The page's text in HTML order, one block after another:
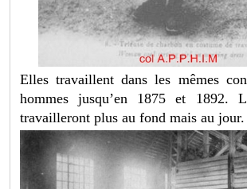
Elles travaillent dans les mêmes
hommes jusqu’en 1875 et 1892.
travailleront plus au fond mais au jour.